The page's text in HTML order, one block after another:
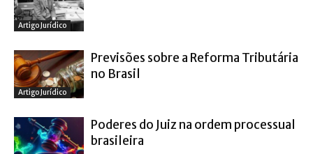
Artigo Jurídico
Artigo Jurídico
Previsões sobre a Reforma Tributária
no Brasil
Poderes do Juiz na ordem processual
brasileira